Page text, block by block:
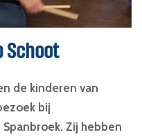
Schoot
de kinderen van
bij
Zij hebben